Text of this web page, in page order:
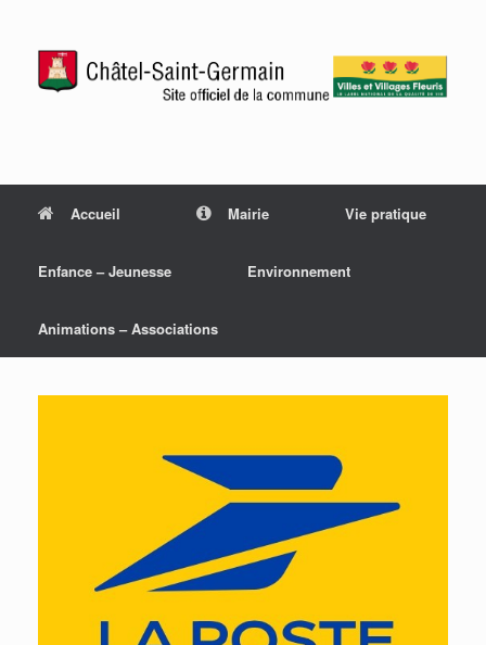
Accueil Mairie Vie pratique
Enfance – Jeunesse Environnement
Animations – Associations